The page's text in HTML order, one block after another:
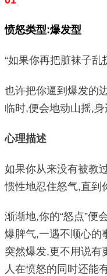
愤怒类型:爆发型
“如果你再把脏袜子乱
也许把你逼到爆发的
临时,便会地动山摇,身
心理描述
如果你从来没有被教
惯性地忍住怒气,直到
渐渐地,你的“怒点”便
爆脾气,一遇不顺心的
突然爆发,更不用说有
人在愤怒的同时还能